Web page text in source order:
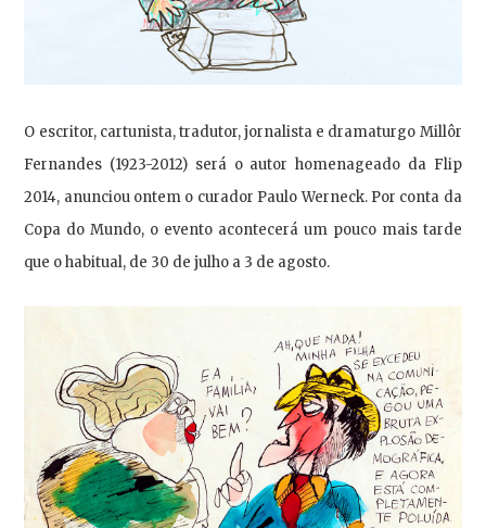
O escritor, cartunista, tradutor, jornalista e dramaturgo Millôr
Fernandes (1923-2012) será o autor homenageado da Flip
2014, anunciou ontem o curador Paulo Werneck. Por conta da
Copa do Mundo, o evento acontecerá um pouco mais tarde
que o habitual, de 30 de julho a 3 de agosto.